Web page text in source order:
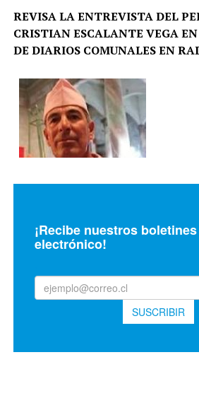
REVISA LA ENTREVISTA DEL
CRISTIAN ESCALANTE VEGA
DE DIARIOS COMUNALES EN